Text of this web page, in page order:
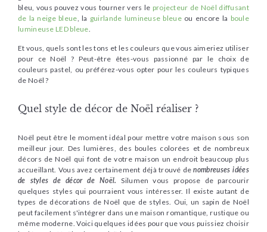
bleu, vous pouvez vous tourner vers le projecteur de Noël diffusant
de la neige bleue, la guirlande lumineuse bleueou encore la boule
lumineuse LED bleue.
Et vous, quels sont les tons et les couleurs que vous aimeriez utiliser
pour ce Noël ? Peut-être êtes-vous passionné par le choix de
couleurs pastel, ou préférez-vous opter pour les couleurs typiques
de Noël ?
Quel style de décor de Noël réaliser ?
Noël peut être le moment idéal pour mettre votre maison sous son
meilleur jour. Des lumières, des boules colorées et de nombreux
décors de Noël qui font de votre maison un endroit beaucoup plus
accueillant. Vous avez certainement déjà trouvé denombreuses idées
de styles de décor de Noël.Silumen vous propose de parcourir
quelques styles qui pourraient vous intéresser. Il existe autant de
types de décorations de Noël que de styles. Oui, un sapin de Noël
peut facilement s'intégrer dans une maison romantique, rustique ou
même moderne. Voici quelques idées pour que vous puissiez choisir